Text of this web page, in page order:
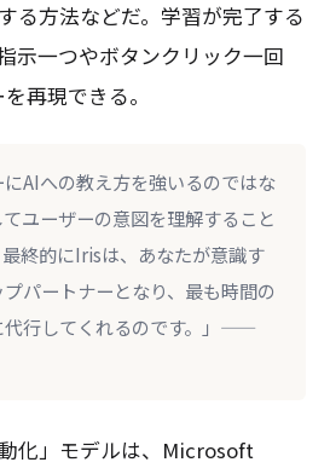
る方法などだ。学習が完了する
示一つやボタンクリック一回
再現できる。
にAIへの教え方を強いるのではな
ユーザーの意図を理解すること
終的にIrisは、あなたが意識す
パートナーとなり、最も時間の
代行してくれるのです。」——
化」モデルは、Microsoft